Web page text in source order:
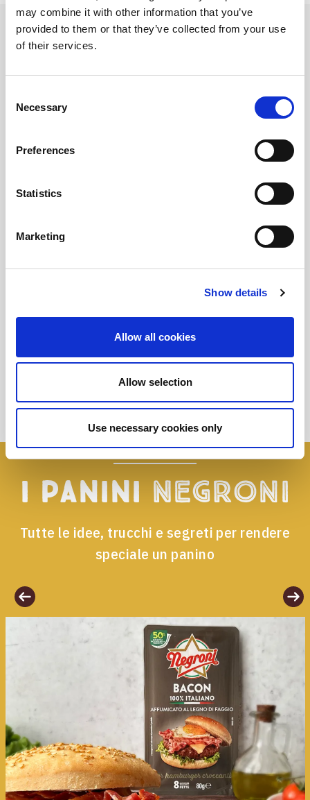
may combine it with other information that you’ve
provided to them or that they’ve collected from your use
of their services.
Selection
Necessary
Preferences
Statistics
Marketing
Show details
Allow all cookies
Allow selection
Use necessary cookies only
Prodotti
I paniniNegroni
Tutte le idee, trucchi e segreti per rendere
speciale un panino